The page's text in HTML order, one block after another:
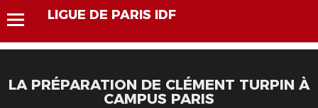
LIGUE DE PARIS IDF
LA PRÉPARATION DE CLÉMENT TURPIN À
CAMPUS PARIS